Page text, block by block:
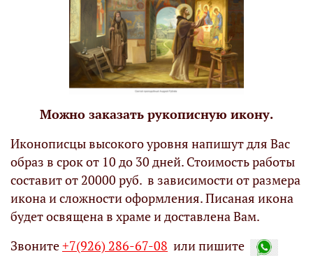
Можно заказать рукописную икону.
Иконописцы высокого уровня напишут для Вас
образ в срок от 10 до 30 дней. Стоимость работы
составит от 20000 руб. в зависимости от размера
икона и сложности оформления. Писаная икона
будет освящена в храме и доставлена Вам.
Звоните+7(926) 286-67-08 или пишите